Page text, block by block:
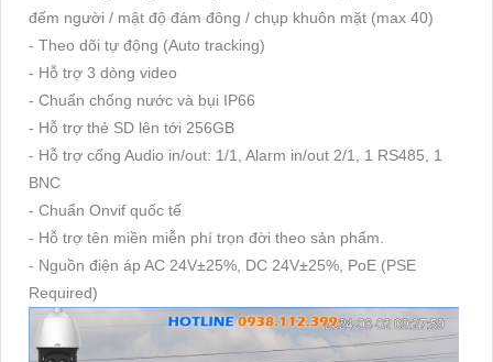
đếm người / mật độ đám đông / chụp khuôn mặt (max 40)
- Theo dõi tự động (Auto tracking)
- Hỗ trợ 3 dòng video
- Chuẩn chống nước và bụi IP66
- Hỗ trợ thẻ SD lên tới 256GB
- Hỗ trợ cổng Audio in/out: 1/1, Alarm in/out 2/1, 1 RS485, 1
BNC
- Chuẩn Onvif quốc tế
- Hỗ trợ tên miền miễn phí trọn đời theo sản phẩm.
- Nguồn điện áp AC 24V±25%, DC 24V±25%, PoE (PSE
Required)